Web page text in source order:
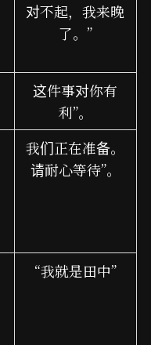
对不起，我来晚
了。”
这件事对你有
利”。
我们正在准备。
请耐心等待”。
“我就是田中”